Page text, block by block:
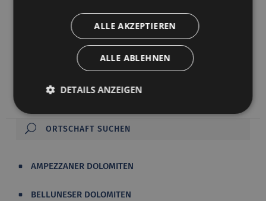
befindet sich der Altar des Hl. Kreuzes, der Christi
Kreuzabnahme darstellt, während es sich bei
dem Hauptaltar um das letzte Werk des Künstlers
handelt, der 1732 in Belluno stirbt. Das Kunstwerk
AMPEZZANER DOLOMITEN
BELLUNESER DOLOMITEN
ALLE AKZEPTIEREN
ALLE ABLEHNEN
DETAILS ANZEIGEN